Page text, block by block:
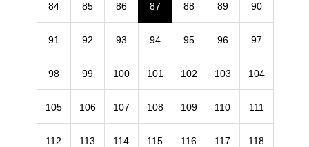
84 85 86 87 88 89 90
91 92 93 94 95 96 97
98 99 100 101 102 103 104
105 106 107 108 109 110 111
112 113 114 115 116 117 118